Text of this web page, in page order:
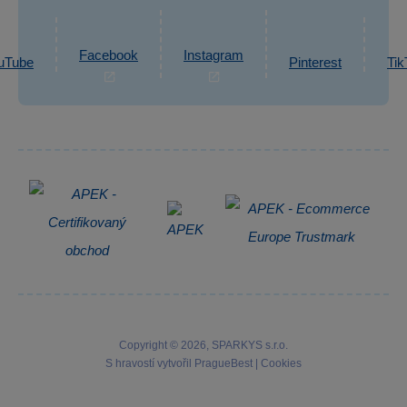
Informace o zpracování osobních údajů
Napsat zprávu
Facebook Instagram Pinterest
Copyright © 2026, SPARKYS s.r.o.
S hravostí vytvořil
PragueBest Cookies